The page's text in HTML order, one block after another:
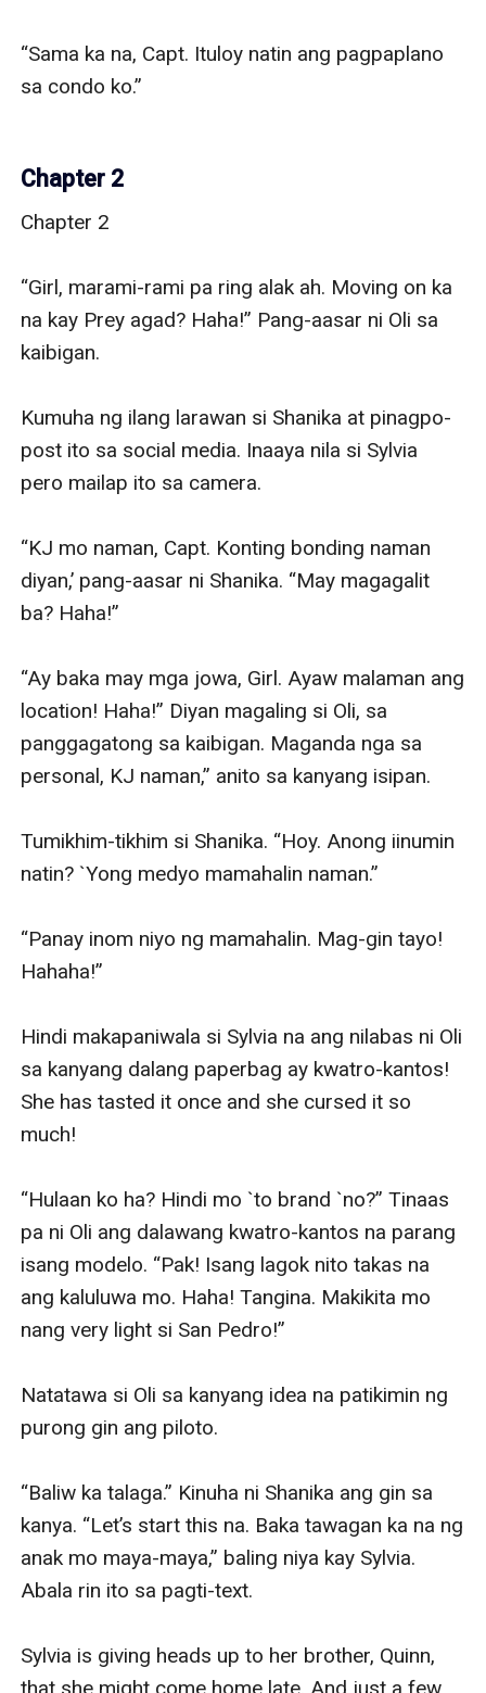
Chapter 2
Chapter 2
“Girl, marami-rami pa ring alak ah. Moving on ka
na kay Prey agad? Haha!” Pang-aasar ni Oli sa
kaibigan.
Kumuha ng ilang larawan si Shanika at pinagpo-
post ito sa social media. Inaaya nila si Sylvia
pero mailap ito sa camera.
“KJ mo naman, Capt. Konting bonding naman
diyan,’ pang-aasar ni Shanika. “May magagalit
ba? Haha!”
“Ay baka may mga jowa, Girl. Ayaw malaman ang
location! Haha!” Diyan magaling si Oli, sa
panggagatong sa kaibigan. Maganda nga sa
personal, KJ naman,” anito sa kanyang isipan.
Tumikhim-tikhim si Shanika. “Hoy. Anong iinumin
natin? `Yong medyo mamahalin naman.”
“Panay inom niyo ng mamahalin. Mag-gin tayo!
Hahaha!”
Hindi makapaniwala si Sylvia na ang nilabas ni Oli
sa kanyang dalang paperbag ay kwatro-kantos!
She has tasted it once and she cursed it so
much!
“Hulaan ko ha? Hindi mo `to brand `no?” Tinaas
pa ni Oli ang dalawang kwatro-kantos na parang
isang modelo. “Pak! Isang lagok nito takas na
ang kaluluwa mo. Haha! Tangina. Makikita mo
nang very light si San Pedro!”
Natatawa si Oli sa kanyang idea na patikimin ng
purong gin ang piloto.
“Baliw ka talaga.” Kinuha ni Shanika ang gin sa
kanya. “Let’s start this na. Baka tawagan ka na ng
anak mo maya-maya,” baling niya kay Sylvia.
Abala rin ito sa pagti-text.
Sylvia is giving heads up to her brother, Quinn,
that she might come home late. And just a few